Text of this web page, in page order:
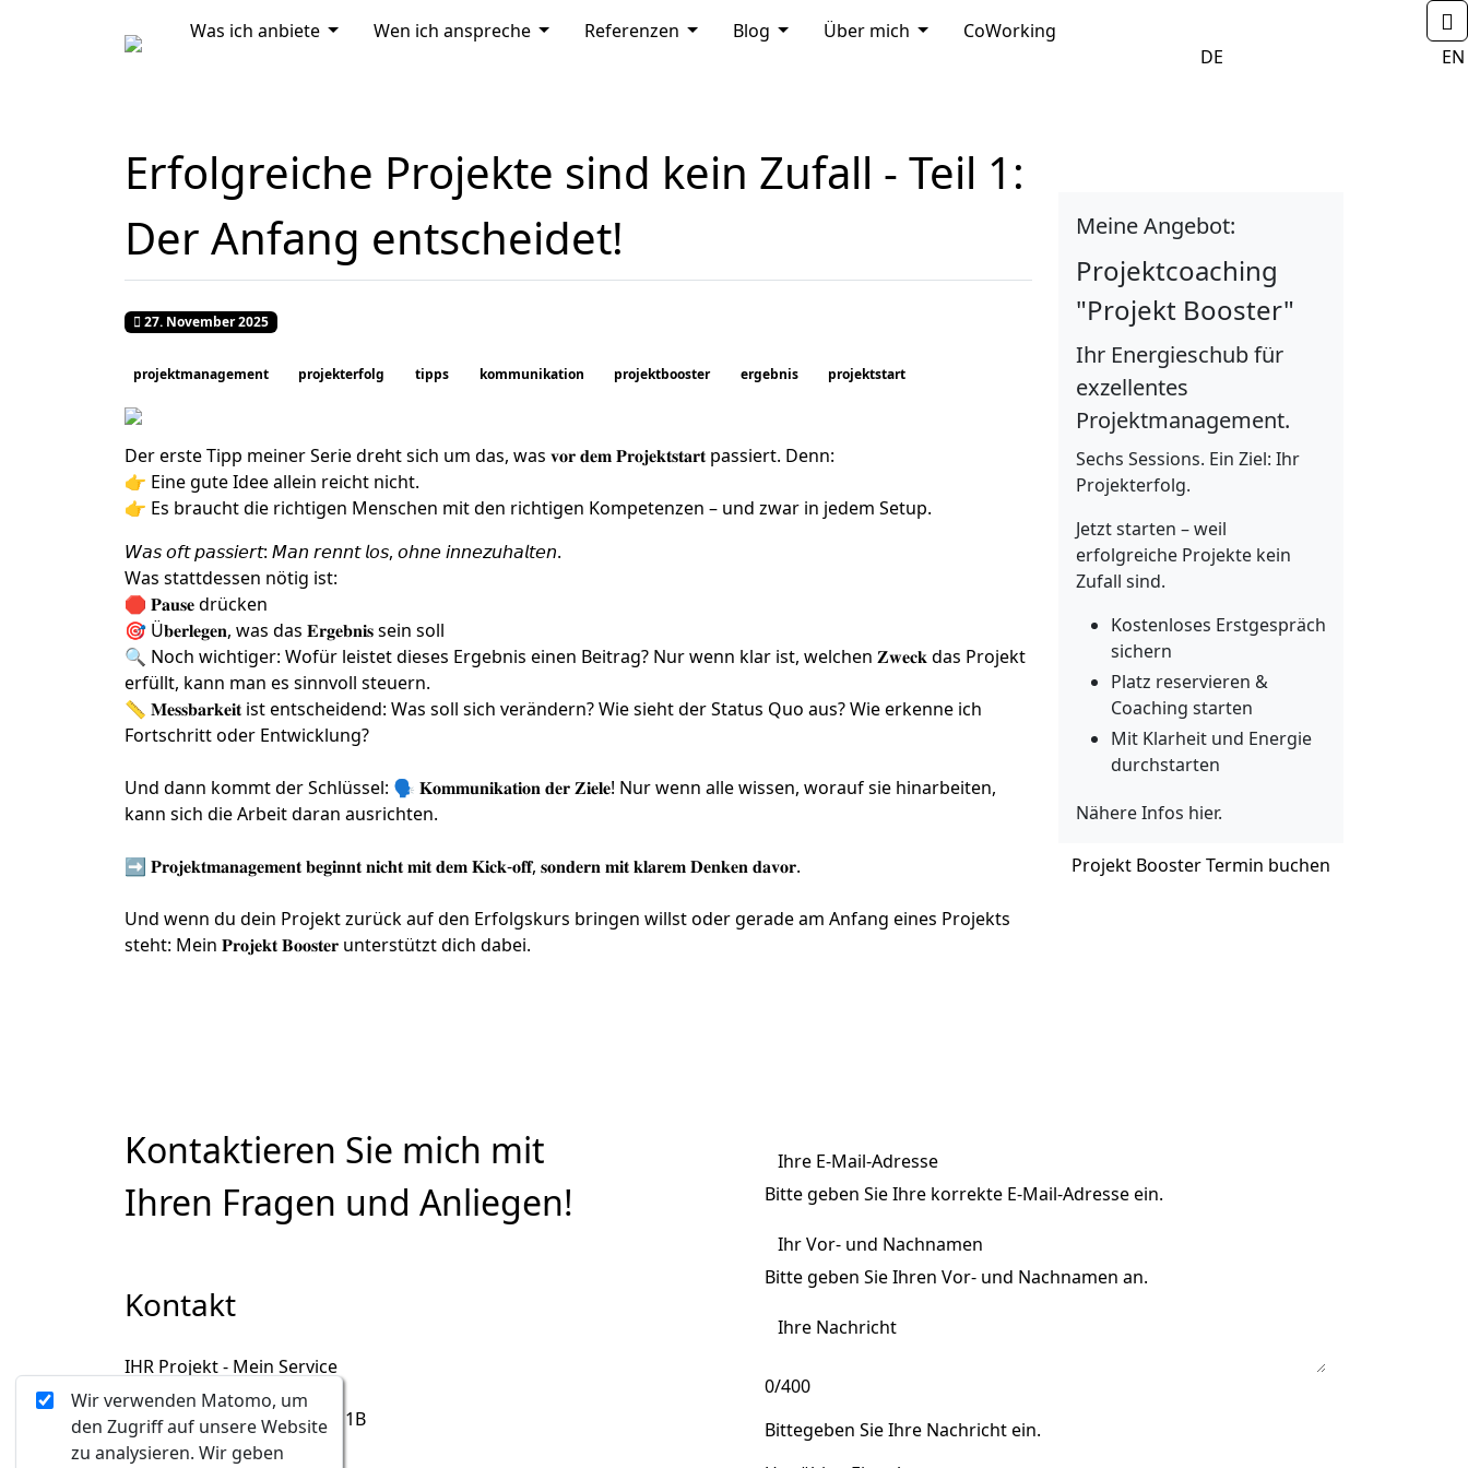
Wir verwenden Matomo, um
den Zugriff auf unsere Website
zu analysieren. Wir geben
Home
Was ich anbiete MOD_MENU_DROPDOWN
Wen ich anspreche MOD_MENU_DROPDOWN
Referenzen MOD_MENU_DROPDOWN
Blog MOD_MENU_DROPDOWN
Über mich MOD_MENU_DROPDOWN
CoWorking
                            DE
Meine Angebot:
Projektcoaching
"Projekt Booster"
Ihr Energieschub für
exzellentes
Projektmanagement.
Sechs Sessions. Ein Ziel: Ihr
Projekterfolg.
Jetzt starten – weil
erfolgreiche Projekte kein
Zufall sind.
Kostenloses Erstgespräch
sichern
Platz reservieren &
Coaching starten
Mit Klarheit und Energie
durchstarten
Nähere Infos hier.
Projekt Booster Termin buchen
Erfolgreiche Projekte sind kein Zufall - Teil 1:
Der Anfang entscheidet!
Veröffentlicht: 27. November 2025
27. November 2025
projektmanagement projekterfolg tipps kommunikation projektbooster ergebnis projektstart
Der erste Tipp meiner Serie dreht sich um das, was 𝐯𝐨𝐫 𝐝𝐞𝐦 𝐏𝐫𝐨𝐣𝐞𝐤𝐭𝐬𝐭𝐚𝐫𝐭 passiert. Denn:
👉 Eine gute Idee allein reicht nicht.
👉 Es braucht die richtigen Menschen mit den richtigen Kompetenzen – und zwar in jedem Setup.
𝘞𝘢𝘴 𝘰𝘧𝘵 𝘱𝘢𝘴𝘴𝘪𝘦𝘳𝘵: 𝘔𝘢𝘯 𝘳𝘦𝘯𝘯𝘵 𝘭𝘰𝘴, 𝘰𝘩𝘯𝘦 𝘪𝘯𝘯𝘦𝘻𝘶𝘩𝘢𝘭𝘵𝘦𝘯.
Was stattdessen nötig ist:
🛑 𝐏𝐚𝐮𝐬𝐞 drücken
🎯 Ü𝐛𝐞𝐫𝐥𝐞𝐠𝐞𝐧, was das 𝐄𝐫𝐠𝐞𝐛𝐧𝐢𝐬 sein soll
🔍 Noch wichtiger: Wofür leistet dieses Ergebnis einen Beitrag? Nur wenn klar ist, welchen 𝐙𝐰𝐞𝐜𝐤 das Projekt
erfüllt, kann man es sinnvoll steuern.
📏 𝐌𝐞𝐬𝐬𝐛𝐚𝐫𝐤𝐞𝐢𝐭 ist entscheidend: Was soll sich verändern? Wie sieht der Status Quo aus? Wie erkenne ich
Fortschritt oder Entwicklung?
Und dann kommt der Schlüssel: 🗣️ 𝐊𝐨𝐦𝐦𝐮𝐧𝐢𝐤𝐚𝐭𝐢𝐨𝐧 𝐝𝐞𝐫 𝐙𝐢𝐞𝐥𝐞! Nur wenn alle wissen, worauf sie hinarbeiten,
kann sich die Arbeit daran ausrichten.
➡️ 𝐏𝐫𝐨𝐣𝐞𝐤𝐭𝐦𝐚𝐧𝐚𝐠𝐞𝐦𝐞𝐧𝐭 𝐛𝐞𝐠𝐢𝐧𝐧𝐭 𝐧𝐢𝐜𝐡𝐭 𝐦𝐢𝐭 𝐝𝐞𝐦 𝐊𝐢𝐜𝐤-𝐨𝐟𝐟, 𝐬𝐨𝐧𝐝𝐞𝐫𝐧 𝐦𝐢𝐭 𝐤𝐥𝐚𝐫𝐞𝐦 𝐃𝐞𝐧𝐤𝐞𝐧 𝐝𝐚𝐯𝐨𝐫.
Und wenn du dein Projekt zurück auf den Erfolgskurs bringen willst oder gerade am Anfang eines Projekts
steht: Mein 𝐏𝐫𝐨𝐣𝐞𝐤𝐭 𝐁𝐨𝐨𝐬𝐭𝐞𝐫 unterstützt dich dabei.
Kontaktieren Sie mich mit
Ihren Fragen und Anliegen!
Kontakt
IHR Projekt - Mein Service
Iris Hauck-Rameis
A-1130, Hermesstrasse 1B
+43 699 1 913 68 18
Ihre E-Mail-Adresse
Bitte geben Sie Ihre korrekte E-Mail-Adresse ein.
Ihr Vor- und Nachnamen
Bitte geben Sie Ihren Vor- und Nachnamen an.
Ihre Nachricht
0/400
Bittegeben Sie Ihre Nachricht ein.